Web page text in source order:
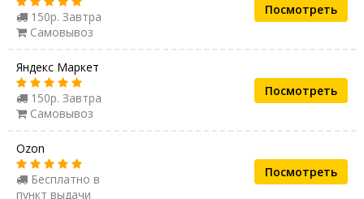
150р. Завтра
Самовывоз
Посмотреть
Яндекс Маркет
150р. Завтра
Самовывоз
Посмотреть
Ozon
Бесплатно в
пункт выдачи
Посмотреть